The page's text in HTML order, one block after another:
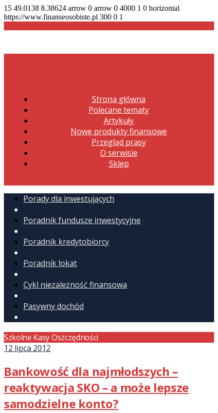
15 49.0138 8.38624 arrow 0 arrow 0 4000 1 0 horizontal
https://www.finanseosobiste.pl 300 0 1
Strona główna
Polecane tematy
Artykuły
Nowe produkty finansowe
Przegląd prasy
O serwisie
Sklep
Porady dla inwestujących
Poradnik fundusze inwestycyjne
Poradnik kredytobiorcy
Poradnik lokat
Cykl niezależność finansowa
Pasywny dochód
Szkolne Kasy Oszczędności
12 lipca 2012
Bankowość dla najmłodszych –
reaktywacja SKO – a może lepsze
samodzielne konto?